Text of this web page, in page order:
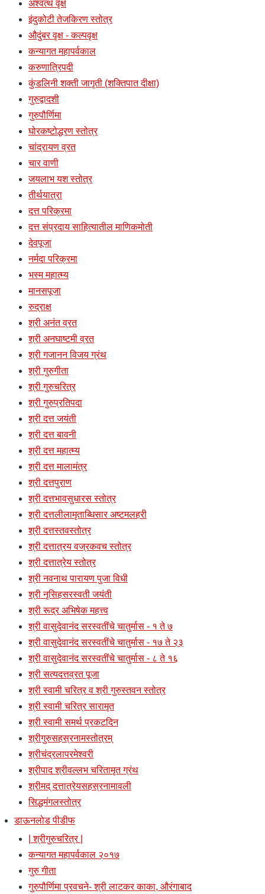
अश्वत्थ वृक्ष
इंदुकोटी तेजकिरण स्तोत्र
औदुंबर वृक्ष - कल्पवृक्ष
कन्यागत महापर्वकाल
करुणात्रिपदी
कुंडलिनी शक्ती जागृती (शक्तिपात दीक्षा)
गुरुद्वादशी
गुरुपौर्णिमा
घोरकष्टोद्धरण स्तोत्र
चांद्रायण व्रत
चार वाणी
जयलाभ यश स्तोत्र
तीर्थयात्रा
दत्त परिक्रमा
दत्त संप्रदाय साहित्यातील माणिकमोती
देवपूजा
नर्मदा परिक्रमा
भस्म महात्म्य
मानसपूजा
रुद्राक्ष
श्री अनंत व्रत
श्री अनघाष्टमी व्रत
श्री गजानन विजय ग्रंथ
श्री गुरुगीता
श्री गुरुचरित्र
श्री गुरुप्रतिपदा
श्री दत्त जयंती
श्री दत्त बावनी
श्री दत्त महात्म्य
श्री दत्त मालामंत्र
श्री दत्तपुराण
श्री दत्तभावसुधारस स्तोत्र
श्री दत्तलीलामृताब्धिसार अष्टमलहरी
श्री दत्तस्तवस्तोत्र
श्री दत्तात्रय वज्रकवच स्तोत्र
श्री दत्तात्रेय स्तोत्र
श्री नवनाथ पारायण पुजा विधी
श्री नृसिहसरस्वती जयंती
श्री रूद्र अभिषेक महत्त्व
श्री वासुदेवानंद सरस्वतींचे चातुर्मास - १ ते ७
श्री वासुदेवानंद सरस्वतींचे चातुर्मास - १७ ते २३
श्री वासुदेवानंद सरस्वतींचे चातुर्मास - ८ ते १६
श्री सत्यदत्तव्रत पूजा
श्री स्वामी चरित्र व श्री गुरुस्तवन स्तोत्र
श्री स्वामी चरित्र सारामृत
श्री स्वामी समर्थ प्रकटदिन
श्रीगुरुसहस्रनामस्तोत्रम्
श्रीचंद्रलापरमेश्वरी
श्रीपाद श्रीवल्लभ चरितामृत ग्रंथ
श्रीमद् दत्तात्रेयसहस्रनामावली
सिद्धमंगलस्तोत्र
डाऊनलोड पीडीफ
| श्रीगुरुचरित्र |
कन्यागत महापर्वकाल २०१७
गुरु गीता
गुरुपौर्णिमा प्रवचने- श्री लाटकर काका, औरंगाबाद